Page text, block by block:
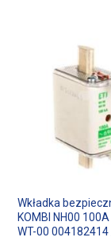
Wkładka
KOMBI NH00
WT-00